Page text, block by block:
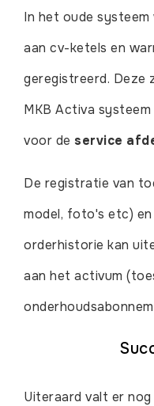
In het oude
aan cv-ketels en
geregistreerd. Deze
MKB Activa
voor de service
De registratie van
model, foto's etc)
orderhistorie kan
aan het activum
Uiteraard valt er